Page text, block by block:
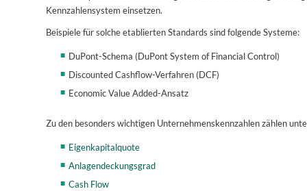
Kennzahlensystem einsetzen.
Beispiele für solche etablierten Standards sind folgende Systeme:
DuPont-Schema (DuPont System of Financial Control)
Discounted Cashflow-Verfahren (DCF)
Economic Value Added-Ansatz
Zu den besonders wichtigen Unternehmenskennzahlen zählen
Eigenkapitalquote
Anlagendeckungsgrad
Cash Flow